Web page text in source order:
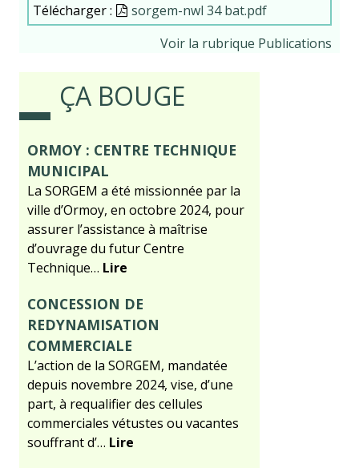
Télécharger : Document
sorgem-nwl 34 bat.pdf
Voir la rubrique Publications
ÇA BOUGE
ORMOY : CENTRE TECHNIQUE
MUNICIPAL
La SORGEM a été missionnée par la
ville d’Ormoy, en octobre 2024, pour
assurer l’assistance à maîtrise
d’ouvrage du futur Centre
Technique… Lire
CONCESSION DE
REDYNAMISATION
COMMERCIALE
L’action de la SORGEM, mandatée
depuis novembre 2024, vise, d’une
part, à requalifier des cellules
commerciales vétustes ou vacantes
souffrant d’… Lire